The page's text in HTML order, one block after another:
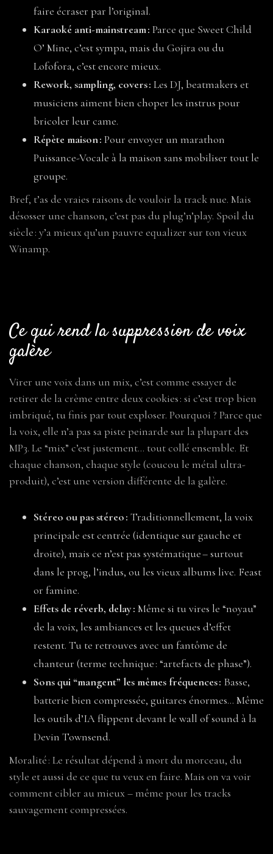
faire écraser par l’original.
Karaoké anti-mainstream : Parce que Sweet Child
O’ Mine, c’est sympa, mais du Gojira ou du
Lofofora, c’est encore mieux.
Rework, sampling, covers : Les DJ, beatmakers et
musiciens aiment bien choper les instrus pour
bricoler leur came.
Répète maison : Pour envoyer un marathon
Puissance-Vocale à la maison sans mobiliser tout le
groupe.
Bref, t’as de vraies raisons de vouloir la track nue. Mais
désosser une chanson, c’est pas du plug’n’play. Spoil du
siècle : y’a mieux qu’un pauvre equalizer sur ton vieux
Winamp.
Ce qui rend la suppression de voix
galère
Virer une voix dans un mix, c’est comme essayer de
retirer de la crème entre deux cookies : si c’est trop bien
imbriqué, tu finis par tout exploser. Pourquoi ? Parce que
la voix, elle n’a pas sa piste peinarde sur la plupart des
MP3. Le “mix” c’est justement… tout collé ensemble. Et
chaque chanson, chaque style (coucou le métal ultra-
produit), c’est une version différente de la galère.
Stéreo ou pas stéreo : Traditionnellement, la voix
principale est centrée (identique sur gauche et
droite), mais ce n’est pas systématique – surtout
dans le prog, l’indus, ou les vieux albums live. Feast
or famine.
Effets de réverb, delay : Même si tu vires le “noyau”
de la voix, les ambiances et les queues d’effet
restent. Tu te retrouves avec un fantôme de
chanteur (terme technique : “artefacts de phase”).
Sons qui “mangent” les mêmes fréquences : Basse,
batterie bien compressée, guitares énormes… Même
les outils d’IA flippent devant le wall of sound à la
Devin Townsend.
Moralité : Le résultat dépend à mort du morceau, du
style et aussi de ce que tu veux en faire. Mais on va voir
comment cibler au mieux – même pour les tracks
sauvagement compressées.